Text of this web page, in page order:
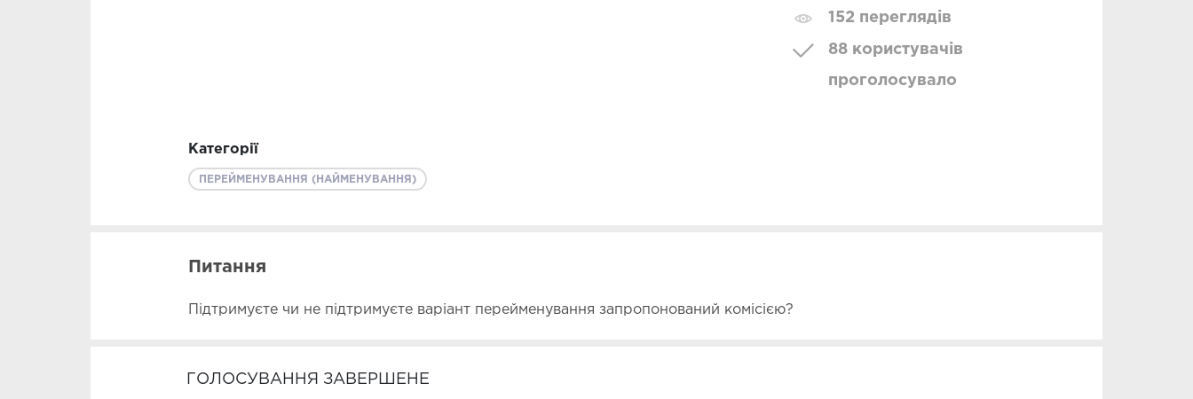
152 переглядів
88 користувачів
проголосувало
Категорії
ПЕРЕЙМЕНУВАННЯ (НАЙМЕНУВАННЯ)
Питання
Підтримуєте чи не підтримуєте варіант перейменування запропонований комісією?
ГОЛОСУВАННЯ ЗАВЕРШЕНЕ